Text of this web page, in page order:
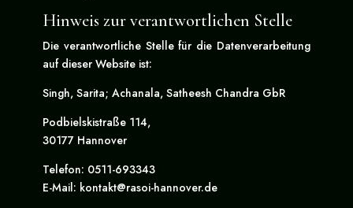
Hinweis zur verantwortlichen Stelle
Die verantwortliche Stelle für die Datenverarbeitung
auf dieser Website ist:
Singh, Sarita; Achanala, Satheesh Chandra GbR
Podbielskistraße 114,
30177 Hannover
Telefon: 0511-693343
E-Mail: kontakt@rasoi-hannover.de